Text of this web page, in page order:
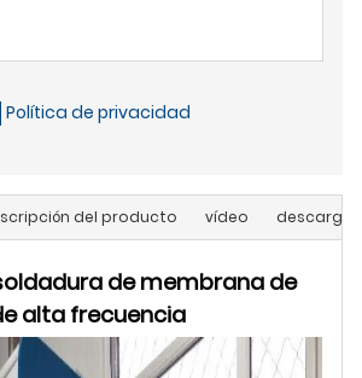
Política de privacidad
del producto vídeo descargar
de membrana de
alta frecuencia